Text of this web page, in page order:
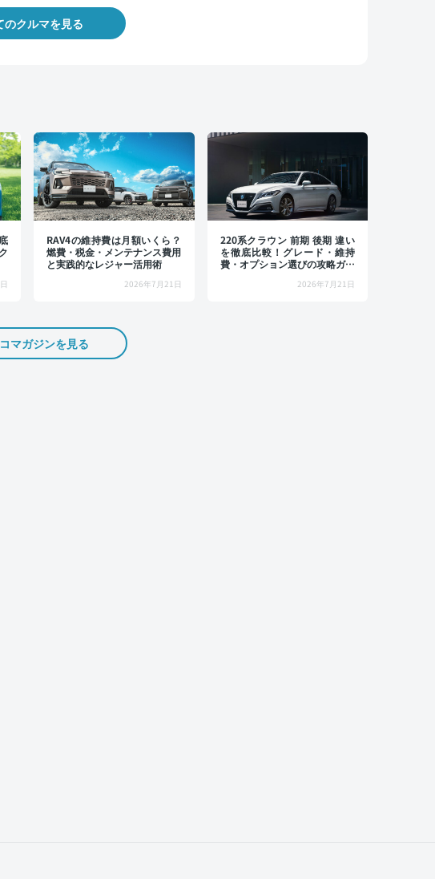
のクルマを見る
RAV4の維持費は月額いくら？
燃費・税金・メンテナンス費用
と実践的なレジャー活用術
2026年7月21日
220系クラウン 前期 後期 違い
を徹底比較！グレード・維持
費・オプション選びの攻略ガイ
2026年7月21日
マガジンを見る